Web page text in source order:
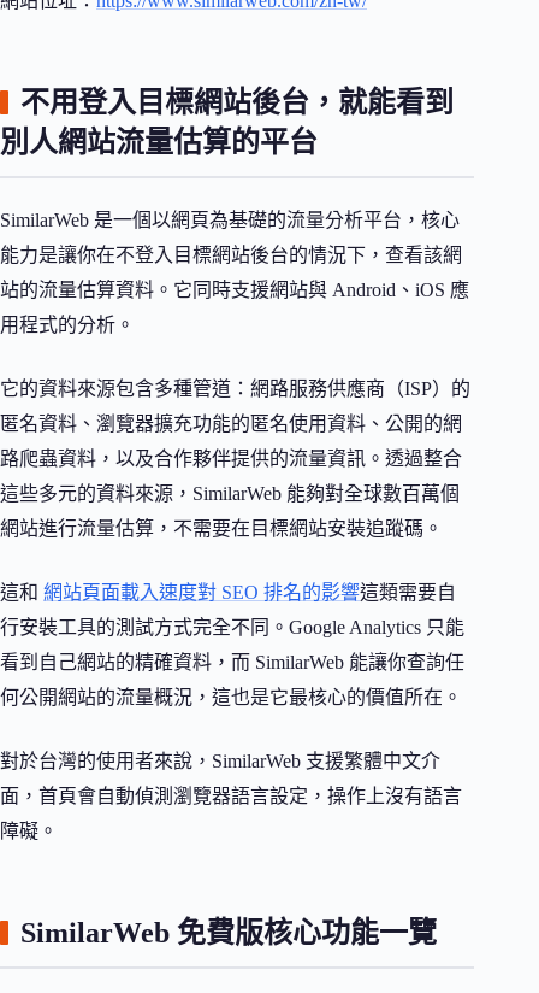
不用登入目標網站後台，就能看到
別人網站流量估算的平台
SimilarWeb 是一個以網頁為基礎的流量分析平台，核心
能力是讓你在不登入目標網站後台的情況下，查看該網
站的流量估算資料。它同時支援網站與 Android、iOS 應
用程式的分析。
它的資料來源包含多種管道：網路服務供應商（ISP）的
匿名資料、瀏覽器擴充功能的匿名使用資料、公開的網
路爬蟲資料，以及合作夥伴提供的流量資訊。透過整合
這些多元的資料來源，SimilarWeb 能夠對全球數百萬個
網站進行流量估算，不需要在目標網站安裝追蹤碼。
這和 網站頁面載入速度對 SEO 排名的影響這類需要自
行安裝工具的測試方式完全不同。Google Analytics 只能
看到自己網站的精確資料，而 SimilarWeb 能讓你查詢任
何公開網站的流量概況，這也是它最核心的價值所在。
對於台灣的使用者來說，SimilarWeb 支援繁體中文介
面，首頁會自動偵測瀏覽器語言設定，操作上沒有語言
障礙。
SimilarWeb 免費版核心功能一覽